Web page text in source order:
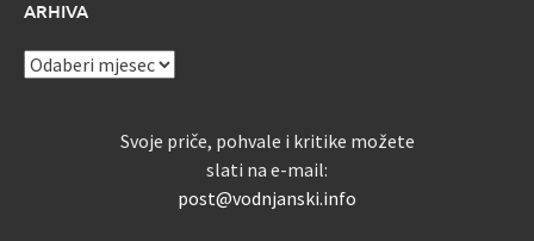
ARHIVA
ARHIVA
Svoje priče, pohvale i kritike možete
slati na e-mail:
post@vodnjanski.info